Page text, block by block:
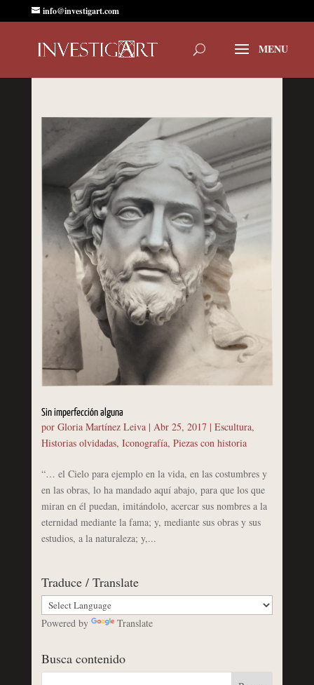
info@investigart.com
Sin imperfección alguna
por Gloria Martínez Leiva| Abr 25, 2017| Escultura,
Historias olvidadas, Iconografía, Piezas con historia
“… el Cielo para ejemplo en la vida, en las costumbres y
en las obras, lo ha mandado aquí abajo, para que los que
miran en él puedan, imitándolo, acercar sus nombres a la
eternidad mediante la fama; y, mediante sus obras y sus
estudios, a la naturaleza; y,...
Traduce / Translate
Powered by Translate
Busca contenido